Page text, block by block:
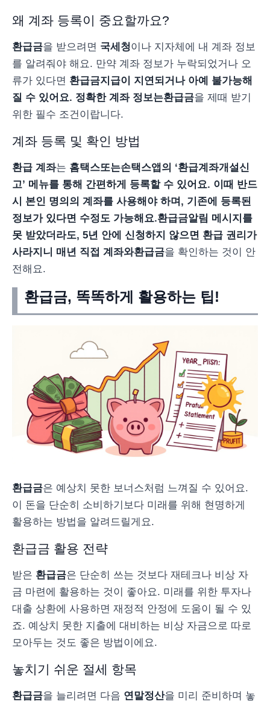
왜 계좌 등록이 중요할까요?
환급금을 받으려면 국세청이나 지자체에 내 계좌 정보
를 알려줘야 해요. 만약 계좌 정보가 누락되었거나 오
류가 있다면 환급금지급이 지연되거나 아예 불가능해
질 수 있어요. 정확한 계좌 정보는환급금을 제때 받기
위한 필수 조건이랍니다.
계좌 등록 및 확인 방법
환급 계좌는 홈택스또는손택스앱의 ‘환급계좌개설신
고’ 메뉴를 통해 간편하게 등록할 수 있어요. 이때 반드
시 본인 명의의 계좌를 사용해야 하며, 기존에 등록된
정보가 있다면 수정도 가능해요.환급금알림 메시지를
못 받았더라도, 5년 안에 신청하지 않으면 환급 권리가
사라지니 매년 직접 계좌와환급금을 확인하는 것이 안
전해요.
환급금, 똑똑하게 활용하는 팁!
환급금은 예상치 못한 보너스처럼 느껴질 수 있어요.
이 돈을 단순히 소비하기보다 미래를 위해 현명하게
활용하는 방법을 알려드릴게요.
환급금 활용 전략
받은 환급금은 단순히 쓰는 것보다 재테크나 비상 자
금 마련에 활용하는 것이 좋아요. 미래를 위한 투자나
대출 상환에 사용하면 재정적 안정에 도움이 될 수 있
죠. 예상치 못한 지출에 대비하는 비상 자금으로 따로
모아두는 것도 좋은 방법이에요.
놓치기 쉬운 절세 항목
환급금을 늘리려면 다음 연말정산을 미리 준비하며 놓